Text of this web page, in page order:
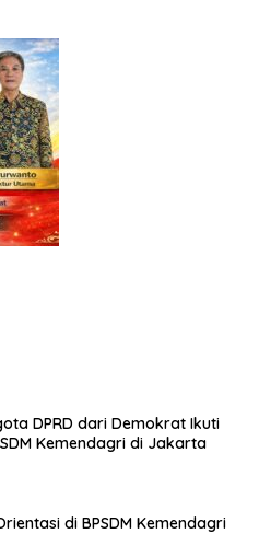
DPRD dari Demokrat Ikuti
Kemendagri di Jakarta
di BPSDM Kemendagri